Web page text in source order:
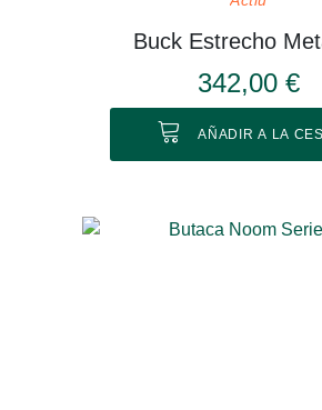
Buck Estrecho
342,00 €
AÑADIR A LA